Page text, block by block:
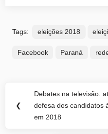
Tags: eleições 2018
Facebook Paraná
Navegação
de
❮
Previous
Post:
Debates na televisão:
defesa dos candidatos
em 2018